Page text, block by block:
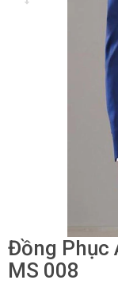
Đồng Phục
MS 008